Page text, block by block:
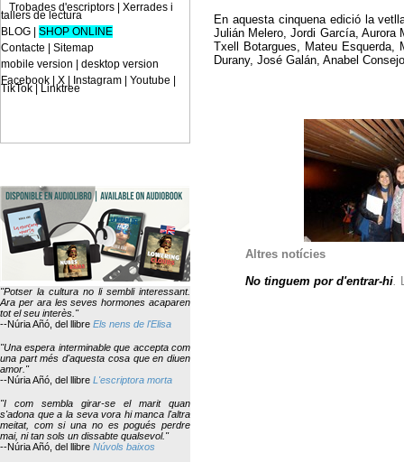
En aquesta cinquena edició la
Julián Melero, Jordi García, Aurora
Txell Botargues, Mateu Esquerda,
Durany, José Galán, Anabel
Altres notícies
No tinguem por d'entrar-hi.
Trobades d'escriptors
Xerrades i
tallers de lectura
BLOG
SHOP ONLINE
Contacte
Sitemap
mobile version
desktop version
Facebook | X | Instagram | Youtube |
TikTok | Linktree
"Potser la cultura no li sembli interessant.
Ara per ara les seves hormones acaparen
tot el seu interès."
--Núria Añó, del llibre Els nens de l'Elisa
"Una espera interminable que accepta com
una part més d'aquesta cosa que en diuen
amor."
--Núria Añó, del llibre L'escriptora morta
"I com sembla girar-se el marit quan
s'adona que a la seva vora hi manca l'altra
meitat, com si una no es pogués perdre
mai, ni tan sols un dissabte qualsevol."
--Núria Añó, del llibre Núvols baixos